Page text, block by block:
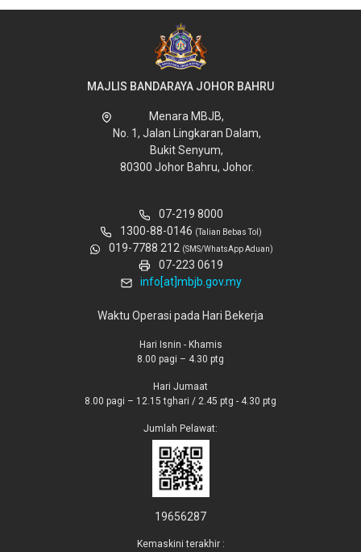
MAJLIS BANDARAYA JOHOR BAHRU
Menara MBJB,
No. 1, Jalan Lingkaran Dalam,
Bukit Senyum,
80300 Johor Bahru, Johor.
07-219 8000
1300-88-0146 (Talian Bebas Tol)
019-7788 212 (SMS/WhatsApp Aduan)
07-223 0619
info[at]mbjb.gov.my
Waktu Operasi pada Hari Bekerja
Hari Isnin - Khamis
8.00 pagi – 4.30 ptg
Hari Jumaat
8.00 pagi – 12.15 tghari / 2.45 ptg - 4.30 ptg
Jumlah Pelawat:
19656287
Kemaskini terakhir :